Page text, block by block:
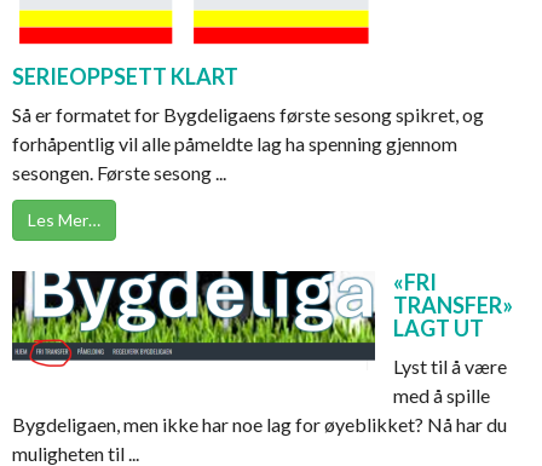
SERIEOPPSETT KLART
Så er formatet for Bygdeligaens første sesong spikret, og
forhåpentlig vil alle påmeldte lag ha spenning gjennom
sesongen. Første sesong ...
Les Mer…
«FRI
TRANSFER»
LAGT UT
Lyst til å være
med å spille
Bygdeligaen, men ikke har noe lag for øyeblikket? Nå har du
muligheten til ...